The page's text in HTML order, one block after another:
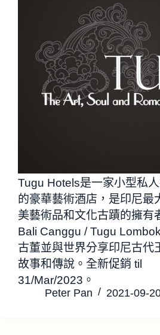
Tugu Hotels是一家小型私
的豪華藝術酒店，是印尼最
美藝術品和文化古蹟的擁有
Bali Canggu / Tugu
古董並與世界分享印尼古代
故事和傳說。全新促銷 til
31/Mar/2023。
Peter Pan 2021-09-